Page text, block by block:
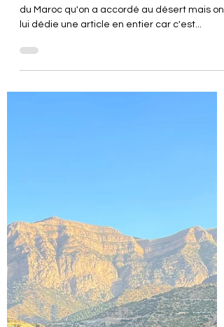
May 26, 2022 1 min read
Desert du Sahara !
C'est seulement 2 jours dans notre itinéraire